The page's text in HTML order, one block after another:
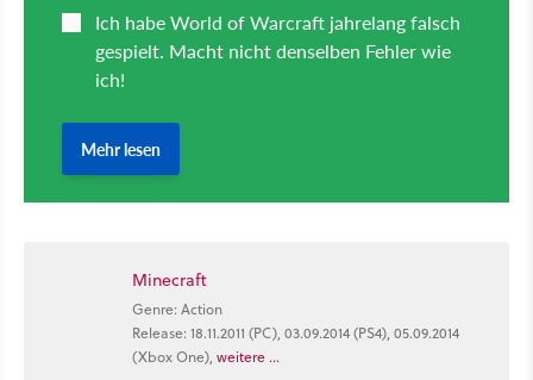
Minecraft
Genre: Action
Release: 18.11.2011 (PC), 03.09.2014 (PS4), 05.09.2014
(Xbox One), weitere ...